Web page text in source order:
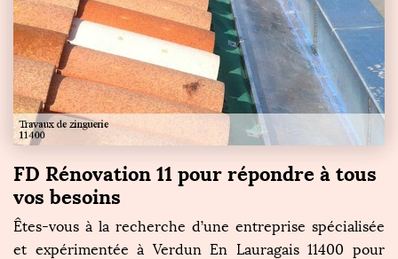
FD Rénovation 11 pour répondre à tous
vos besoins
Êtes-vous à la recherche d’une entreprise spécialisée
et expérimentée à Verdun En Lauragais 11400 pour